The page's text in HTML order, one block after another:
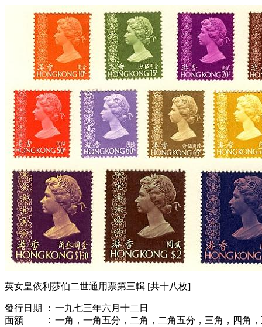
英女皇依利莎伯二世通用票第三輯 [共十八枚]
發行日期 : 一九七三年六月十二日
面額
: 一角，一角五分，二角，二角五分，三角，四角